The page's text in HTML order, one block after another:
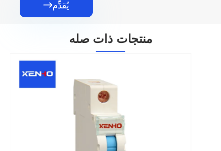
يُقدِّم
منتجات ذات صله